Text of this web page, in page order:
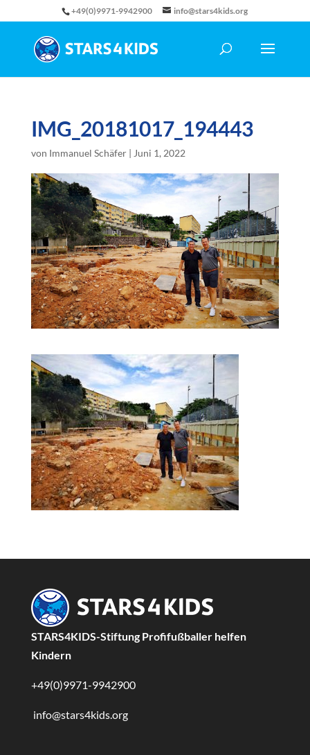
+49(0)9971-9942900 info@stars4kids.org
IMG_20181017_194443
von Immanuel Schäfer| Juni 1, 2022
STARS4KIDS-Stiftung Profifußballer helfen
Kindern
+49(0)9971-9942900
info@stars4kids.org